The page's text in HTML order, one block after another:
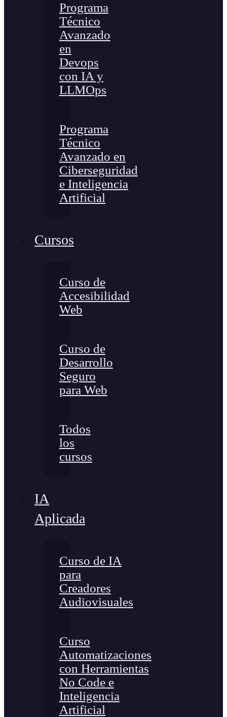
Programa
Técnico
Avanzado
en
Devops
con IA y
LLMOps
Programa
Técnico
Avanzado en
Ciberseguridad
e Inteligencia
Artificial
Cursos
Curso de
Accesibilidad
Web
Curso de
Desarrollo
Seguro
para Web
Todos
los
cursos
IA
Aplicada
Curso de IA
para
Creadores
Audiovisuales
Curso
Automatizaciones
con Herramientas
No Code e
Inteligencia
Artificial